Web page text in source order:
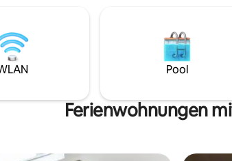
Pool
Ferienwohnungen